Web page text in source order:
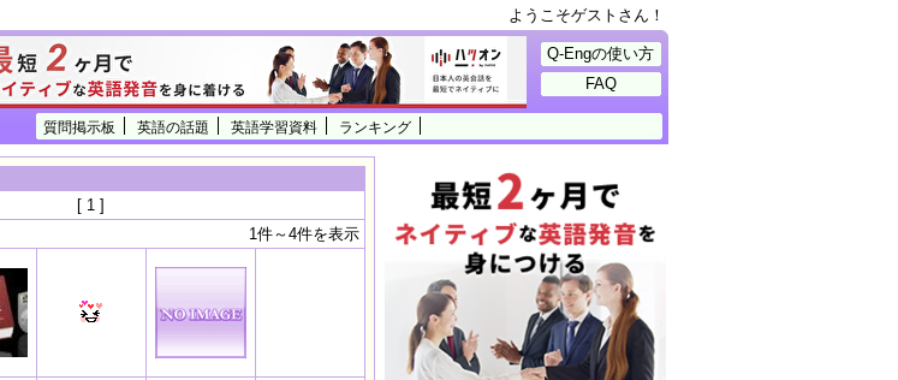
ようこそゲストさん！
質問掲示板 英語の話題 英語学習資料 ランキング
Q-Engの使い方
FAQ
[ 1 ]
1件～4件を表示